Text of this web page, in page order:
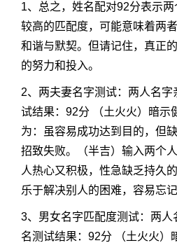
1、总之，姓名配对92分表示
较高的匹配度，可能意味着两
和谐与默契。但请记住，真正
的努力和投入。
2、两夫妻名字测试：两人名
试结果：92分 （土火火）暗示
为：虽容易成功达到目的，但
招致失败。（半吉）输入两个
人热心又积极，性急缺乏持久
乐于解决别人的困难，容易忘
3、男女名字匹配度测试：两
名测试结果：92分 （土火火）